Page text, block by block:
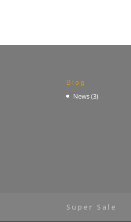
Blog
News(3)
Super Sale